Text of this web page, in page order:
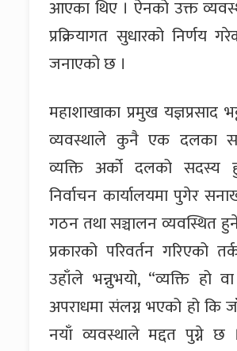
आएका थिए । ऐनको उक्त
प्रक्रियागत सुधारको निर्णय
जनाएको छ ।
महाशाखाका प्रमुख यज्ञप्रसाद
व्यवस्थाले कुनै एक दलका
व्यक्ति अर्को दलको सदस्य
निर्वाचन कार्यालयमा पुगेर
गठन तथा सञ्चालन व्यवस्थित
प्रकारको परिवर्तन गरिएको
उहाँले भन्नुभयो, “व्यक्ति हो
अपराधमा संलग्न भएको हो कि
नयाँ व्यवस्थाले मद्दत पुग्ने